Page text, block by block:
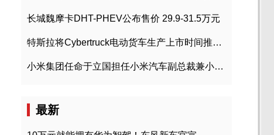
长城魏摩卡DHT-PHEV公布售价 29.9-31.5万元
特斯拉将Cybertruck电动货车生产上市时间推迟到2023年初
小米集团任命于立国担任小米汽车副总裁兼小米汽车北京总部政委
最新